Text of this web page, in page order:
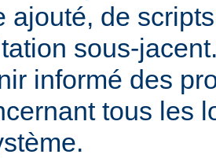
ajouté, de
sous-
informé des
tous les